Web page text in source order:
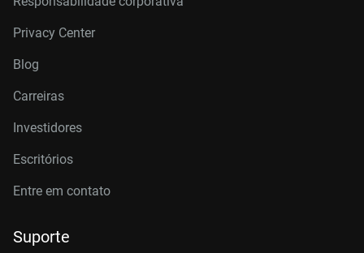
Privacy Center
Blog
Carreiras
Investidores
Escritórios
Entre em contato
Suporte